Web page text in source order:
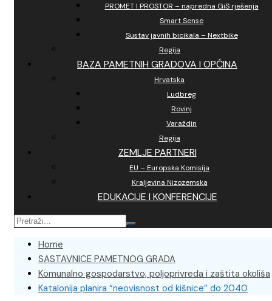
PROMET I PROSTOR – napredna GiS rješenja
Smart Sense
Sustav javnih bicikala – Nextbike
Regija
BAZA PAMETNIH GRADOVA I OPĆINA
Hrvatska
Ludbreg
Rovinj
Varaždin
Regija
ZEMLJE PARTNERI
EU – Europska Komisija
Kraljevina Nizozemska
EDUKACIJE I KONFERENCIJE
Home
SASTAVNICE PAMETNOG GRADA
Komunalno gospodarstvo, poljoprivreda i zaštita okoliša
Katalonija planira “neovisnost od kišnice” do 2040